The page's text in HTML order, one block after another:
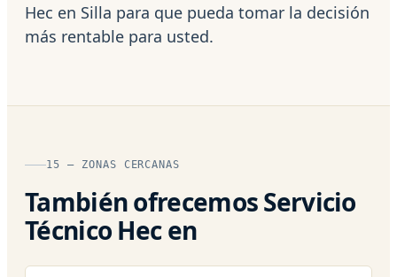
Hec en Silla para que pueda tomar la decisión
más rentable para usted.
15 — ZONAS CERCANAS
También ofrecemos Servicio
Técnico Hec en